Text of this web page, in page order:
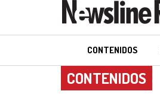
CONTENIDOS
CONTENIDOS